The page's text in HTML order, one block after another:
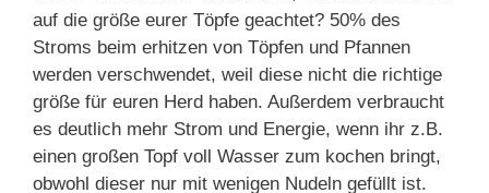
auf die größe eurer Töpfe geachtet? 50% des
Stroms beim erhitzen von Töpfen und Pfannen
werden verschwendet, weil diese nicht die richtige
größe für euren Herd haben. Außerdem verbraucht
es deutlich mehr Strom und Energie, wenn ihr z.B.
einen großen Topf voll Wasser zum kochen bringt,
obwohl dieser nur mit wenigen Nudeln gefüllt ist.